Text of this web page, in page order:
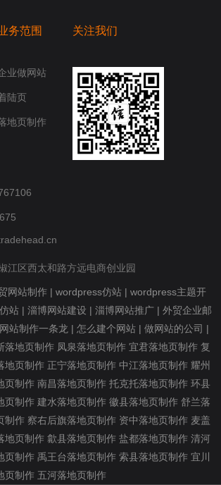
务范围
业做网站
陆页
地页制作
关注我们
江区西太和路方远电商创业园
网站制作 |wordpress仿站 |wordpress主题开
仿站 |淄博网站建设 |淄博网站推广 |外贸企业邮
网站制作一条龙 |怎么建个网站 |做网站的公司 |
落地页制作 凤泉落地页制作 宜君落地页制作 复
地页制作 正宁落地页制作 中江落地页制作 耀州
页制作 南昌落地页制作 托克托落地页制作 环县
页制作 建水落地页制作 徽县落地页制作 舒兰落
制作 察右后旗落地页制作 资中落地页制作 麦盖
地页制作 歙县落地页制作 盐都落地页制作 清河
页制作 禹王台落地页制作 索县落地页制作 宜川
页制作 五河落地页制作